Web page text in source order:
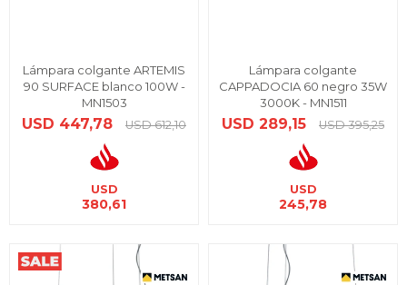
Lámpara colgante ARTEMIS
90 SURFACE blanco 100W -
MN1503
USD 447,78 USD 612,10
USD
380,61
Lámpara colgante
CAPPADOCIA 60 negro 35W
3000K - MN1511
USD 289,15 USD 395,25
USD
245,78